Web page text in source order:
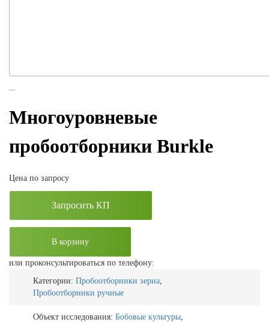
Многоуровневые
пробоотборники Burkle
Цена по запросу
Запросить КП
В корзину
или проконсультироваться по телефону:
Категории: Пробоотборники зерна
Пробоотборники ручные
Объект исследования: Бобовые культуры